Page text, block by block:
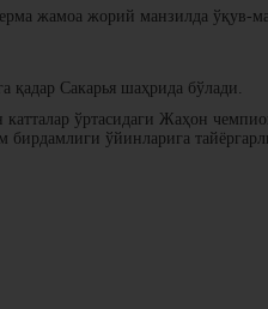
жамоа жорий манзилда ўқув-
қадар Сакарья шаҳрида бўлади.
катталар ўртасидаги Жаҳон
бирдамлиги ўйинларига